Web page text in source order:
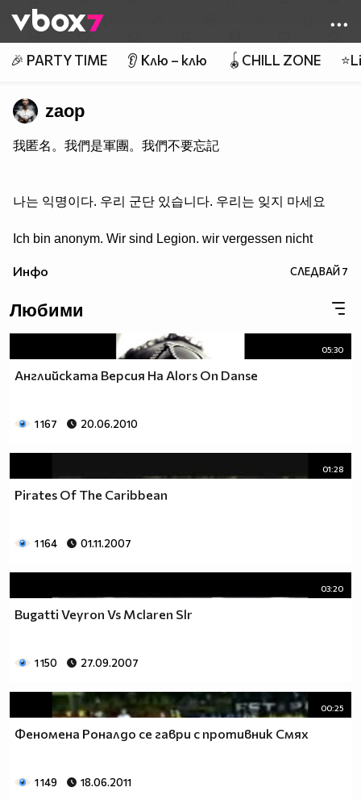
👾
🎉 PARTY TIME 👂 Клю – клю 🪀CHILL ZONE
zaop
我匿名。我們是軍團。我們不要忘記
나는 익명이다. 우리 군단 있습니다. 우리는 잊지 마세요
Ich bin anonym. Wir sind Legion. wir vergessen nicht
Инфо СЛЕДВАЙ7
Любими
05:30
Английската Версия На Alors On Danse
1 167 20.06.2010
01:28
Pirates Of The Caribbean
1 164 01.11.2007
03:20
Bugatti Veyron Vs Mclaren Slr
1 150 27.09.2007
00:25
Феномена Роналдо се гаври с противник Смях
1 149 18.06.2011